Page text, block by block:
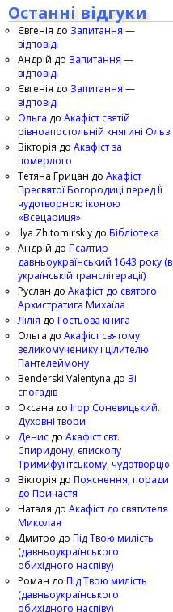
Останні відгуки
Євгенія до Запитання —
відповіді
Андрій до Запитання —
відповіді
Євгенія до Запитання —
відповіді
Ольга до Акафіст святій
рівноапостольній княгині Ользі
Вікторія до Акафіст за
померлого
Тетяна Грицан до Акафіст
Пресвятої Богородиці перед Її
чудотворною іконою
«Всецариця»
Ilya Zhitomirskiy до Бібліотека
Андрій до Псалтир
давньоукраїнський 1643 року (в
українській транслітерації)
Руслан до Акафіст до святого
Архистратига Михаїла
Лілія до Гостьова книга
Ольга до Акафіст святому
великомученику і цілителю
Пантелеймону
Benderski Valentyna до Зі
спогадів
Оксана до Ігор Соневицький.
Духовні твори
Денис до Акафіст свт.
Спиридону, єпископу
Тримифунтському, чудотворцю
Вікторія до Пояснення, поради
до Причастя
Наталя до Акафіст до святителя
Миколая
Дмитро до Під Твою милість
(давньоукраїнського
обихідного наспіву)
Роман до Під Твою милість
(давньоукраїнського
обихідного наспіву)